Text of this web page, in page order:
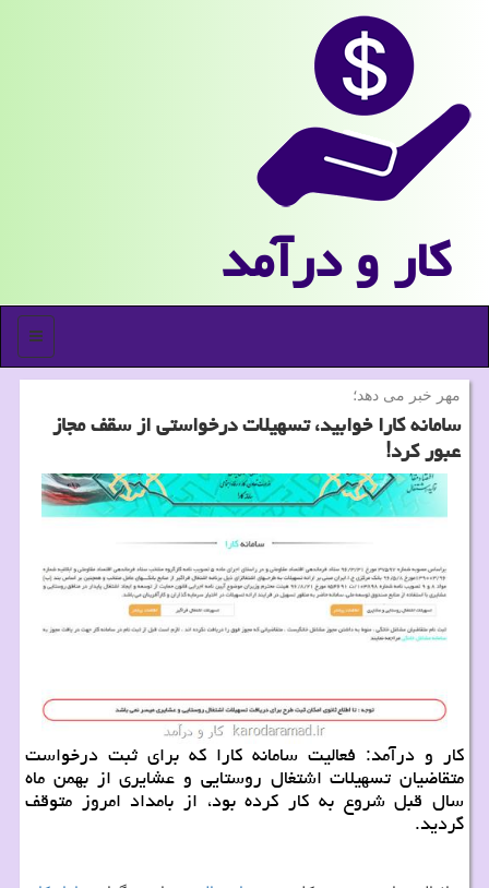
كار و درآمد
منو
مهر خبر می دهد؛
سامانه كارا خوابید، تسهیلات درخواستی از سقف مجاز
عبور كرد!
كار و درآمد: فعالیت سامانه كارا كه برای ثبت درخواست
متقاضیان تسهیلات اشتغال روستایی و عشایری از بهمن ماه
سال قبل شروع به كار كرده بود، از بامداد امروز متوقف
گردید.